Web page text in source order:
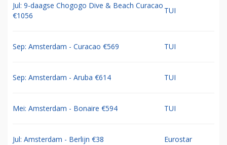
Jul: 9-daagse Chogogo Dive & Beach Curacao
€1056
TUI
Sep: Amsterdam - Curacao €569 TUI
Sep: Amsterdam - Aruba €614 TUI
Mei: Amsterdam - Bonaire €594 TUI
Jul: Amsterdam - Berlijn €38 Eurostar